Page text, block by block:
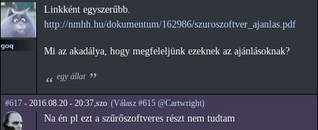
goq
Linkként egyszerűbb.
http://nmhh.hu/dokumentum/162986/szuroszoftver_ajanlas.pdf
Mi az akadálya, hogy megfeleljünk ezeknek az ajánlásoknak?
egy állat
#617 - 2016.08.20 - 20:37,szo (Válasz #615 @Cartwright)
Na én pl ezt a szűrőszoftveres részt nem tudtam